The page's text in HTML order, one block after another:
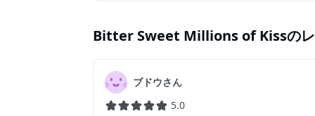
Bitter Sweet Millions of Kissの
ブドウさん
5.0